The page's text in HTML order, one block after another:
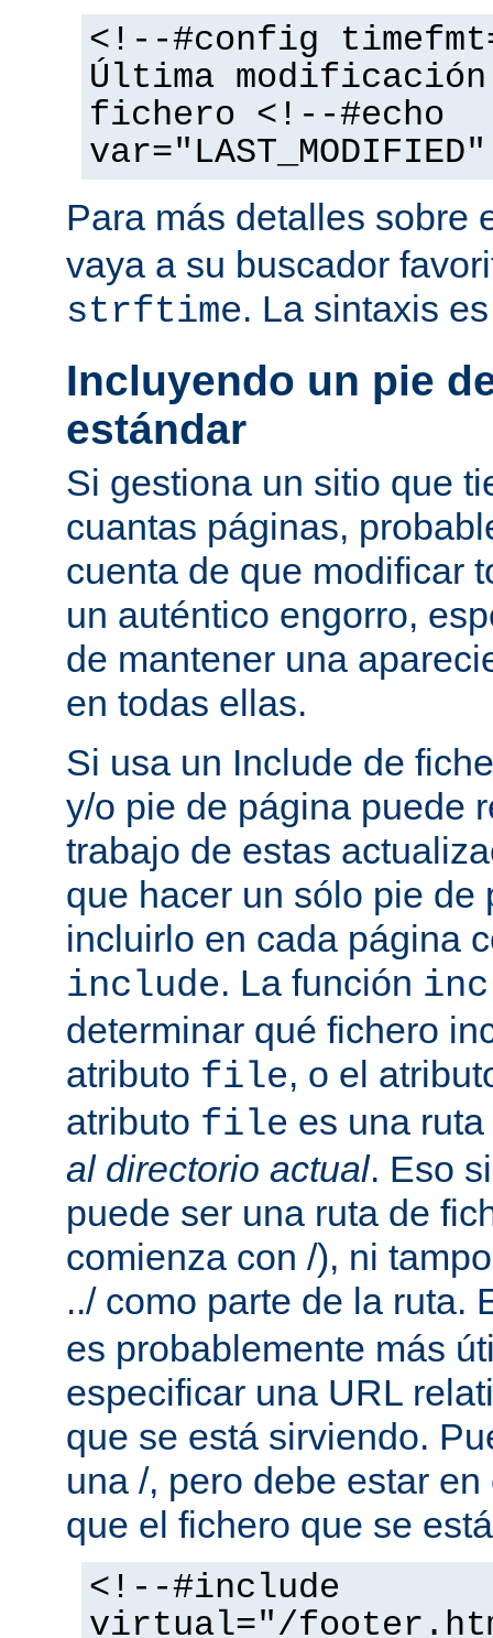
<!--#config
Última
fichero <!--#echo
Para más detalles sobre
vaya a su buscador
strftime. La sintaxis
Incluyendo un pie
estándar
Si gestiona un sitio que
cuantas páginas,
cuenta de que modificar
un auténtico engorro,
de mantener una
en todas ellas.
Si usa un Include de
y/o pie de página puede
trabajo de estas
que hacer un sólo pie de
incluirlo en cada página
include. La función
determinar qué fichero
atributo file, o el
atributo file es una
al directorio actual. Eso
puede ser una ruta de
comienza con /), ni
../ como parte de la ruta.
es probablemente más
especificar una URL
que se está sirviendo.
una /, pero debe estar
que el fichero que se
<!--#include
virtual="/